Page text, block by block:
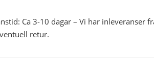
Ca 3-10 dagar – Vi har inleveranser
retur.